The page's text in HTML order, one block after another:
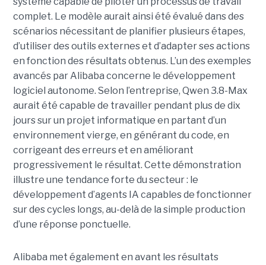
complet. Le modèle aurait ainsi été évalué dans des
scénarios nécessitant de planifier plusieurs étapes,
d’utiliser des outils externes et d’adapter ses actions
en fonction des résultats obtenus. L’un des exemples
avancés par Alibaba concerne le développement
logiciel autonome. Selon l’entreprise, Qwen 3.8-Max
aurait été capable de travailler pendant plus de dix
jours sur un projet informatique en partant d’un
environnement vierge, en générant du code, en
corrigeant des erreurs et en améliorant
progressivement le résultat. Cette démonstration
illustre une tendance forte du secteur : le
développement d’agents IA capables de fonctionner
sur des cycles longs, au-delà de la simple production
d’une réponse ponctuelle.
Alibaba met également en avant les résultats